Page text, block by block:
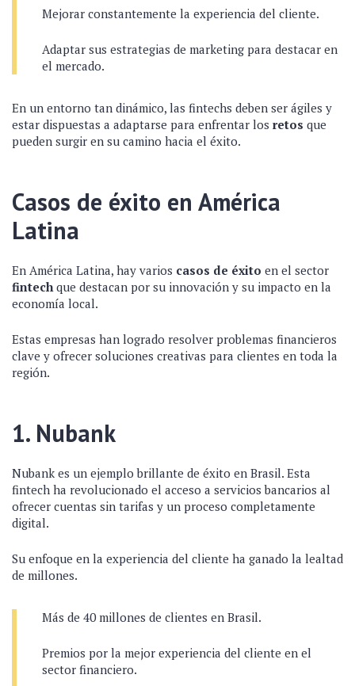
Mejorar constantemente la experiencia del cliente.
Adaptar sus estrategias de marketing para destacar en
el mercado.
En un entorno tan dinámico, las fintechs deben ser ágiles y
estar dispuestas a adaptarse para enfrentar los retos que
pueden surgir en su camino hacia el éxito.
Casos de éxito en América
Latina
En América Latina, hay varios casos de éxito en el sector
fintechque destacan por su innovación y su impacto en la
economía local.
Estas empresas han logrado resolver problemas financieros
clave y ofrecer soluciones creativas para clientes en toda la
región.
1. Nubank
Nubank es un ejemplo brillante de éxito en Brasil. Esta
fintech ha revolucionado el acceso a servicios bancarios al
ofrecer cuentas sin tarifas y un proceso completamente
digital.
Su enfoque en la experiencia del cliente ha ganado la lealtad
de millones.
Más de 40 millones de clientes en Brasil.
Premios por la mejor experiencia del cliente en el
sector financiero.